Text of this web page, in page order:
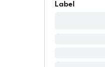
Label